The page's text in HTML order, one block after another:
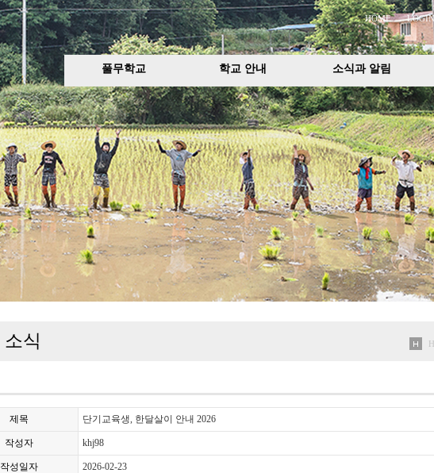
HOME LOGIN
풀무학교 학교 안내 소식과 알림
식
제목 단기교육생, 한달살이 안내 2026
작성자 khj98
작성일자 2026-02-23